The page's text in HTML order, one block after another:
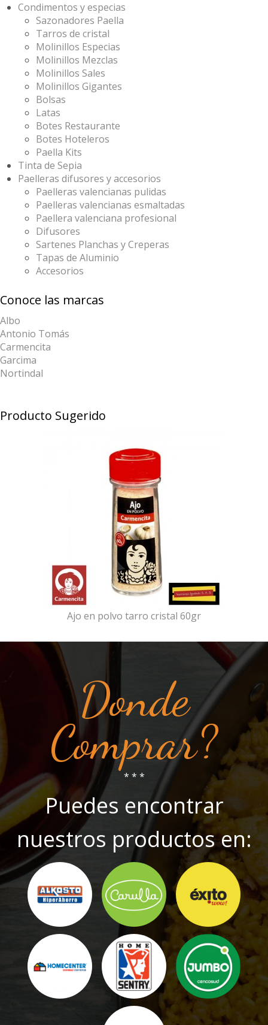
Condimentos y especias
Sazonadores Paella
Tarros de cristal
Molinillos Especias
Molinillos Mezclas
Molinillos Sales
Molinillos Gigantes
Bolsas
Latas
Botes Restaurante
Botes Hoteleros
Paella Kits
Tinta de Sepia
Paelleras difusores y accesorios
Paelleras valencianas pulidas
Paelleras valencianas esmaltadas
Paellera valenciana profesional
Difusores
Sartenes Planchas y Creperas
Tapas de Aluminio
Accesorios
Conoce las marcas
Albo
Antonio Tomás
Carmencita
Garcima
Nortindal
Producto Sugerido
Ajo en polvo tarro cristal 60gr
Donde
Comprar?
* * *
Puedes encontrar
nuestros productos en: